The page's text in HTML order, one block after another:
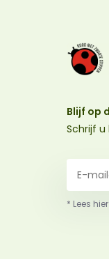
Blijf op
Schrijf u
* Lees